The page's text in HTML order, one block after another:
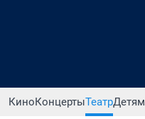
КиноКонцертыТеатрДетям